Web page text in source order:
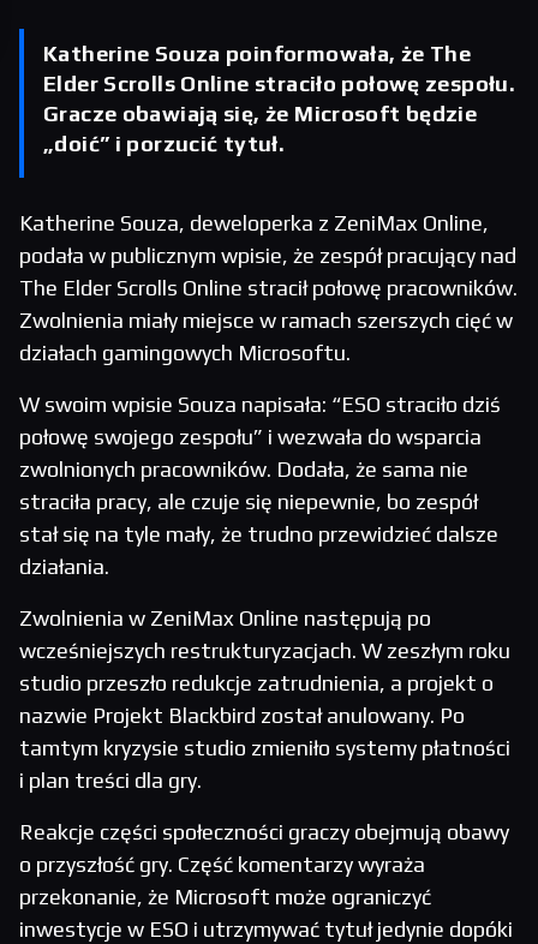
Katherine Souza poinformowała, że The
Elder Scrolls Online straciło połowę zespołu.
Gracze obawiają się, że Microsoft będzie
„doić” i porzucić tytuł.
Katherine Souza, deweloperka z ZeniMax Online,
podała w publicznym wpisie, że zespół pracujący nad
The Elder Scrolls Online stracił połowę pracowników.
Zwolnienia miały miejsce w ramach szerszych cięć w
działach gamingowych Microsoftu.
W swoim wpisie Souza napisała: “ESO straciło dziś
połowę swojego zespołu” i wezwała do wsparcia
zwolnionych pracowników. Dodała, że sama nie
straciła pracy, ale czuje się niepewnie, bo zespół
stał się na tyle mały, że trudno przewidzieć dalsze
działania.
Zwolnienia w ZeniMax Online następują po
wcześniejszych restrukturyzacjach. W zeszłym roku
studio przeszło redukcje zatrudnienia, a projekt o
nazwie Projekt Blackbird został anulowany. Po
tamtym kryzysie studio zmieniło systemy płatności
i plan treści dla gry.
Reakcje części społeczności graczy obejmują obawy
o przyszłość gry. Część komentarzy wyraża
przekonanie, że Microsoft może ograniczyć
inwestycje w ESO i utrzymywać tytuł jedynie dopóki